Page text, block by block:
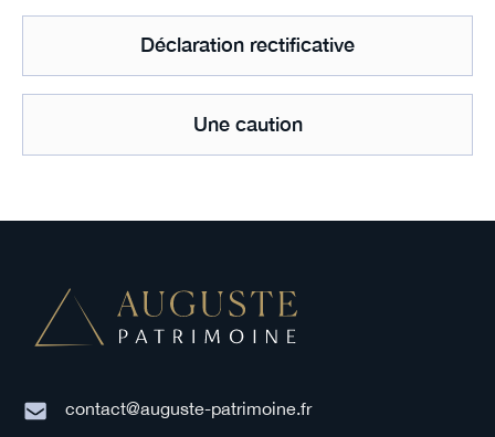
Déclaration rectificative
Une caution
contact@auguste-patrimoine.fr